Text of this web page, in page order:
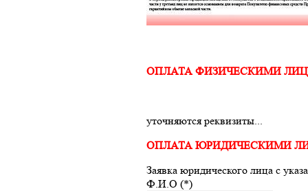
ОПЛАТА ФИЗИЧЕСКИМИ
уточняются реквизиты...
ОПЛАТА ЮРИДИЧЕСКИМИ
Заявка юридического лица с
Ф.И.О (*)